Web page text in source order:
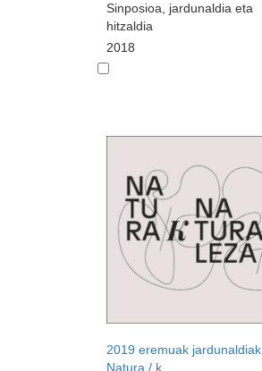
Sinposioa, jardunaldia eta
hitzaldia
2018
2019 eremuak jardunaldiak.
Natura / k